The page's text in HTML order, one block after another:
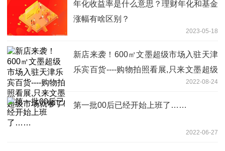
年化收益率是什么意思？理财年化和基金
涨幅有啥区别？
2023-05-18
新店来袭！600㎡文墨超级市场入驻天津
乐宾百货----购物拍照看展,只来文墨超级
2022-08-24
第一批00后已经开始上班了……
2022-06-27